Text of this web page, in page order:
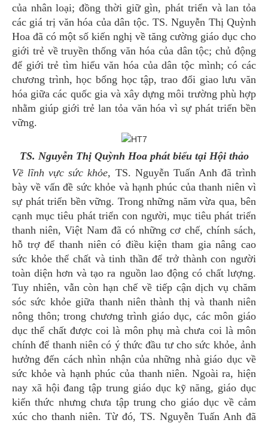
của nhân loại; đồng thời giữ gìn, phát triển và lan tỏa
các giá trị văn hóa của dân tộc. TS. Nguyễn Thị Quỳnh
Hoa đã có một số kiến nghị về tăng cường giáo dục cho
giới trẻ về truyền thống văn hóa của dân tộc; chủ động
để giới trẻ tìm hiểu văn hóa của dân tộc mình; có các
chương trình, học bổng học tập, trao đổi giao lưu văn
hóa giữa các quốc gia và xây dựng môi trường phù hợp
nhằm giúp giới trẻ lan tỏa văn hóa vì sự phát triển bền
vững.
TS. Nguyễn Thị Quỳnh Hoa phát biểu tại Hội thảo
Về lĩnh vực sức khỏe, TS. Nguyễn Tuấn Anh đã trình
bày về vấn đề sức khỏe và hạnh phúc của thanh niên vì
sự phát triển bền vững. Trong những năm vừa qua, bên
cạnh mục tiêu phát triển con người, mục tiêu phát triển
thanh niên, Việt Nam đã có những cơ chế, chính sách,
hỗ trợ để thanh niên có điều kiện tham gia nâng cao
sức khỏe thể chất và tinh thần để trở thành con người
toàn diện hơn và tạo ra nguồn lao động có chất lượng.
Tuy nhiên, vẫn còn hạn chế về tiếp cận dịch vụ chăm
sóc sức khỏe giữa thanh niên thành thị và thanh niên
nông thôn; trong chương trình giáo dục, các môn giáo
dục thể chất được coi là môn phụ mà chưa coi là môn
chính để thanh niên có ý thức đầu tư cho sức khỏe, ảnh
hưởng đến cách nhìn nhận của những nhà giáo dục về
sức khỏe và hạnh phúc của thanh niên. Ngoài ra, hiện
nay xã hội đang tập trung giáo dục kỹ năng, giáo dục
kiến thức nhưng chưa tập trung cho giáo dục về cảm
xúc cho thanh niên. Từ đó, TS. Nguyễn Tuấn Anh đã